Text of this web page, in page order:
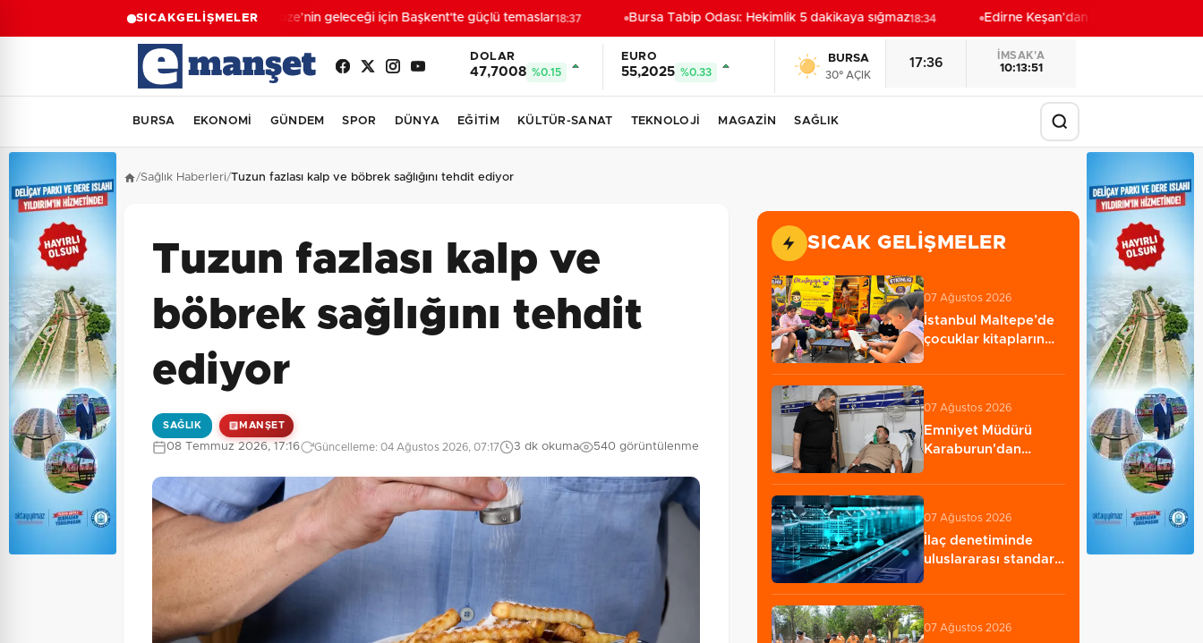
SICAKGELİŞMELERGebze’nin geleceği için Başkent'te güçlü temaslar18:37 Bursa Tabip Odası: Hekimlik 5 dakikaya sığmaz18:34 Edirne Keşan’dan Elazığ'a gönül
DOLAR
47,7008 %0.15
EURO
55,2025 %0.33
BURSA
30° AÇIK
17:36
İMSAK'A
10:13:49
BURSA EKONOMİ GÜNDEM SPOR DÜNYA EĞİTİM KÜLTÜR-SANAT TEKNOLOJİ MAGAZİN SAĞLIK
/Sağlık Haberleri/Tuzun fazlası kalp ve böbrek sağlığını tehdit ediyor
Tuzun fazlası kalp ve
böbrek sağlığını tehdit
ediyor
SAĞLIK MANŞET
08 Temmuz 2026, 17:16 Güncelleme: 04 Ağustos 2026, 07:17 3 dk okuma 540 görüntülenme
SICAK GELIŞMELER
07 Ağustos 2026
İstanbul Maltepe’de
çocuklar kitapların
07 Ağustos 2026
Emniyet Müdürü
Karaburun'dan
hastanede…
07 Ağustos 2026
İlaç denetiminde
uluslararası standart
07 Ağustos 2026